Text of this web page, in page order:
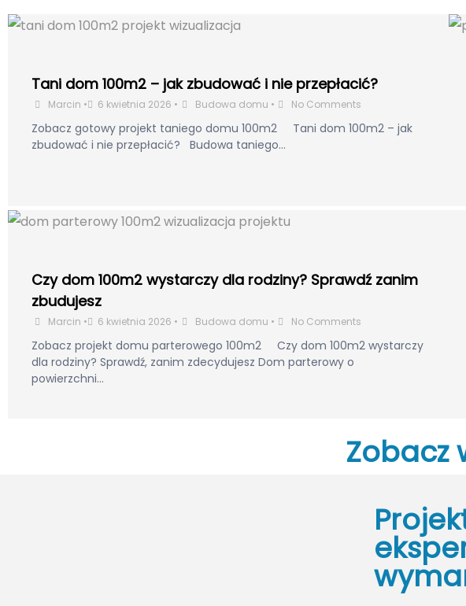
Tani dom 100m2 – jak zbudować i nie przepłacić?
Marcin • 6 kwietnia 2026 • Budowa domu • No Comments
Zobacz gotowy projekt taniego domu 100m2 Tani dom 100m2 – jak
zbudować i nie przepłacić? Budowa taniego...
Czy dom 100m2 wystarczy dla rodziny? Sprawdź zanim
zbudujesz
Marcin • 6 kwietnia 2026 • Budowa domu • No Comments
Zobacz projekt domu parterowego 100m2 Czy dom 100m2 wystarczy
dla rodziny? Sprawdź, zanim zdecydujesz Dom parterowy o
powierzchni...
Zobacz